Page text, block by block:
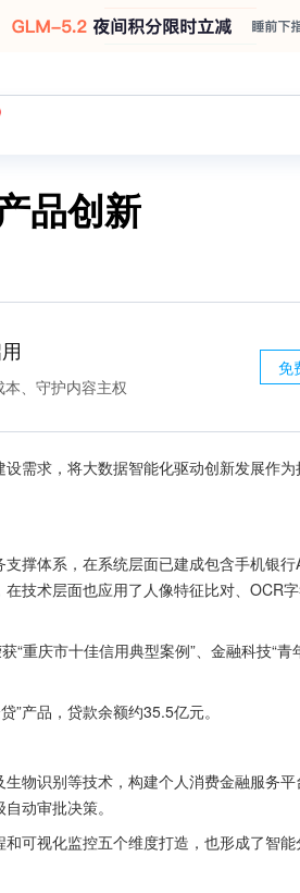
品创新
、守护内容主权
免
需求，将大数据智能化驱动创新发展作
撑体系，在系统层面已建成包含手机银
技术层面也应用了人像特征比对、OCR
重庆市十佳信用典型案例”、金融科技“青
产品，贷款余额约35.5亿元。
物识别等技术，构建个人消费金融服务
动审批决策。
可视化监控五个维度打造，也形成了智